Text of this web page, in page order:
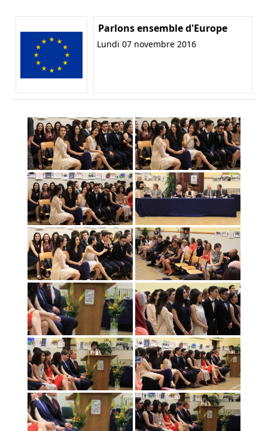
Parlons ensemble d'Europe
Lundi 07 novembre 2016